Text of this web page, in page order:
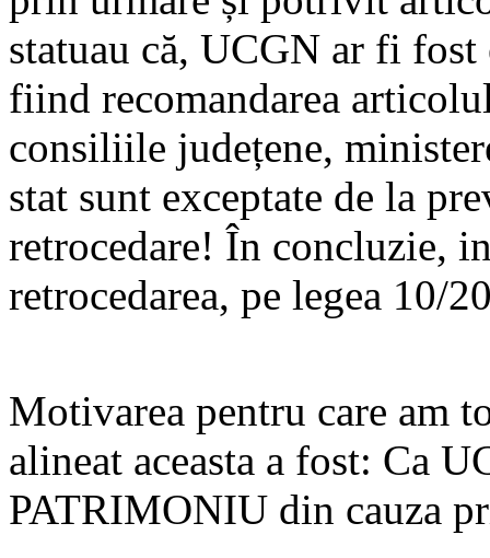
statuau că, UCGN ar fi fost
fiind recomandarea
consiliile județene,
stat sunt exceptate de la
retrocedare! În concluzie,
retrocedarea, pe legea 10/
Motivarea pentru care am
alineat aceasta a fost: Ca
PATRIMONIU din cauza